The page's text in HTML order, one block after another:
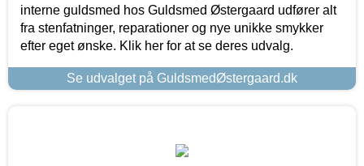
interne guldsmed hos Guldsmed Østergaard udfører alt
fra stenfatninger, reparationer og nye unikke smykker
efter eget ønske. Klik her for at se deres udvalg.
Se udvalget på GuldsmedØstergaard.dk